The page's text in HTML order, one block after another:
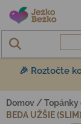
Prejsť na obsah
🎉 Roztočte
Domov / Topánky
BEDA UŽŠIE